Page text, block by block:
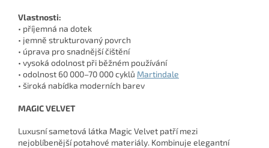
Vlastnosti:
• příjemná na dotek
• jemně strukturovaný povrch
• úprava pro snadnější čištění
• vysoká odolnost při běžném používání
• odolnost 60 000–70 000 cyklů Martindale
• široká nabídka moderních barev
MAGIC VELVET
Luxusní sametová látka Magic Velvet patří mezi
nejoblíbenější potahové materiály. Kombinuje elegantní